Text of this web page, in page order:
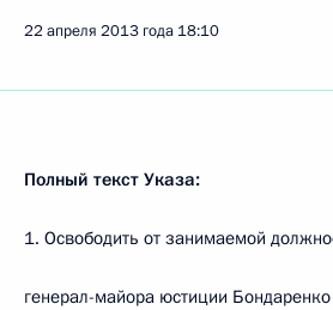
22 апреля 2013 года 18:10
Полный текст Указа:
1. Освободить от занимаемой
генерал-майора юстиции